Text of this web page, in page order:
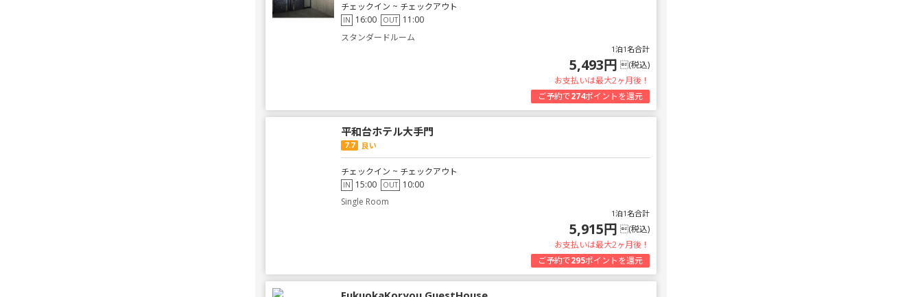
チェックイン ~ チェックアウト
IN 16:00 OUT 11:00
スタンダードルーム
1泊1名合計
5,493円 (税込)
お支払いは最大2ヶ月後！
ご予約で274ポイントを還元
平和台ホテル大手門
7.7 良い
チェックイン ~ チェックアウト
IN 15:00 OUT 10:00
Single Room
1泊1名合計
5,915円 (税込)
お支払いは最大2ヶ月後！
ご予約で295ポイントを還元